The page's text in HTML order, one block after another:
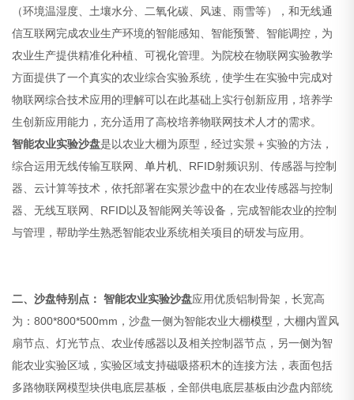
（环境温湿度、土壤水分、二氧化碳、风速、雨雪等），和无线通
信互联网完成农业生产环境的智能感知、智能预警、智能调控，为
农业生产提供精准化种植、可视化管理。为院校在物联网实验教学
方面提供了一个真实的农业综合实验系统，使学生在实验中完成对
物联网综合技术应用的理解可以在此基础上实行创新应用，培养学
生创新应用能力，充分适用了高校培养物联网技术人才的需求。
智能农业实验沙盘是以农业大棚为原型，经过实景＋实验的方法，
综合运用无线传输互联网、单片机、RFID射频识别、传感器与控制
器、云计算等技术，依托部署在实景沙盘中的在农业传感器与控制
器、无线互联网、RFID以及智能网关等设备，完成智能农业的控制
与管理，帮助学生熟悉智能农业系统相关项目的研发与应用。
二、沙盘特别点： 智能农业实验沙盘应用优质铝制骨架，长宽高
为：800*800*500mm，沙盘一侧为智能农业大棚模型 ，大棚内置风
扇节点、灯光节点、农业传感器以及相关控制器节点，另一侧为智
能农业实验区域，实验区域支持磁吸搭积木的连接方法，表面包括
多路物联网模型块供电底层基板，全部供电底层基板由沙盘内部统